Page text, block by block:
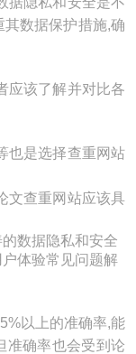
数据保护措施,确
应该了解并对比各
也是选择查重网站
文查重网站应该具
数据隐私和安全
体验常见问题解
以上的准确率,能
准确率也会受到论